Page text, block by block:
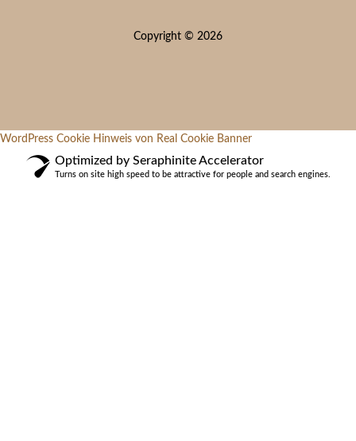
Copyright © 2026
WordPress Cookie Hinweis von Real Cookie Banner
Optimized by Seraphinite Accelerator
Turns on site high speed to be attractive for people and search engines.